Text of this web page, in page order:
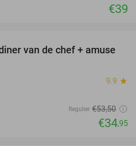
€39
35%
van de chef + amuse
9.9 star
Regulier €53,50
€34,95